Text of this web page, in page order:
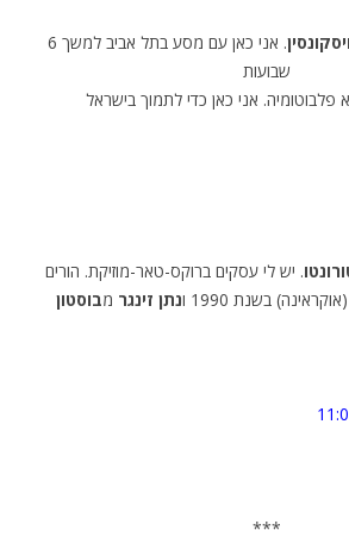
. אני כאן עם מסע בתל אביב למשך 6
שבועות
פלבוטומיה. אני כאן כדי לתמוך בישראל
. יש לי עסקים ברוקס-טאר-מוזיקת. הורים
בשנת 1990 ו
נתן זינגר מבוסטון
***